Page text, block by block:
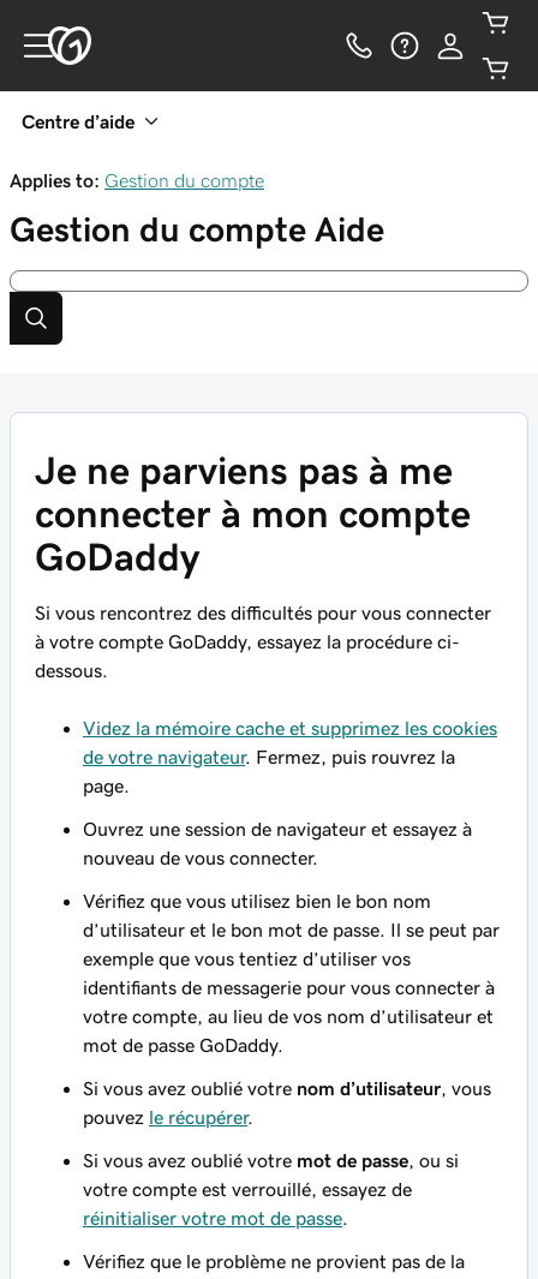
Centre d’aide
Applies to: Gestion du compte
Gestion du compte Aide
Je ne parviens pas à me
connecter à mon compte
GoDaddy
Si vous rencontrez des difficultés pour vous connecter
à votre compte GoDaddy, essayez la procédure ci-
dessous.
Videz la mémoire cache et supprimez les cookies
de votre navigateur. Fermez, puis rouvrez la
page.
Ouvrez une session de navigateur et essayez à
nouveau de vous connecter.
Vérifiez que vous utilisez bien le bon nom
d’utilisateur et le bon mot de passe. Il se peut par
exemple que vous tentiez d’utiliser vos
identifiants de messagerie pour vous connecter à
votre compte, au lieu de vos nom d’utilisateur et
mot de passe GoDaddy.
Si vous avez oublié votre nom d’utilisateur , vous
pouvez le récupérer.
Si vous avez oublié votre mot de passe , ou si
votre compte est verrouillé, essayez de
réinitialiser votre mot de passe
Vérifiez que le problème ne provient pas de la